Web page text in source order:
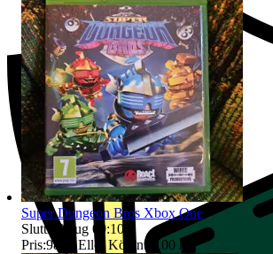
Super Dungeon Bros Xbox One
Sluttid
9 aug 09:10
Pris:98 kr ,Eller Köp nu 100 kr .